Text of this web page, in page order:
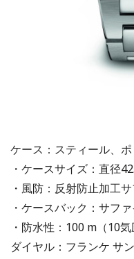
ケース：スティール、
・ケースサイズ：直径
・風防：反射防止加工
・ケースバック：サフ
・防水性：100 m（10気
ダイヤル：フランケ サ